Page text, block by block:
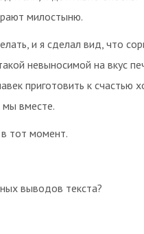
милостыню.
и я сделал вид, что
невыносимой на вкус
приготовить к счастью
вместе.
тот момент.
выводов текста?